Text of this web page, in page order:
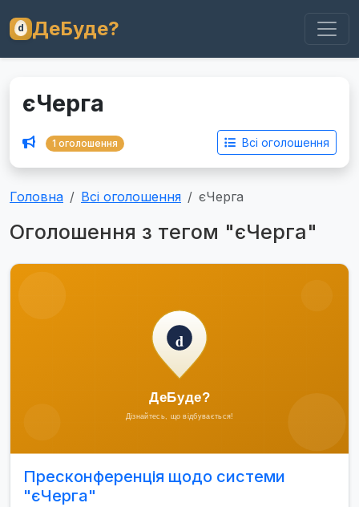
ДеБуде?
єЧерга
1 оголошення Всі оголошення
Головна Всі оголошення єЧерга
Оголошення з тегом "єЧерга"
Пресконференція щодо системи
"єЧерга"